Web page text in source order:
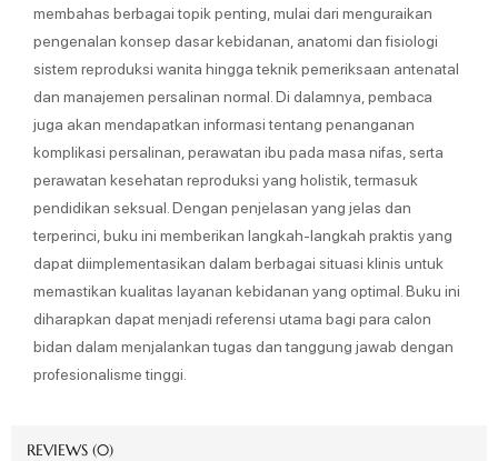
membahas berbagai topik penting, mulai dari menguraikan
pengenalan konsep dasar kebidanan, anatomi dan fisiologi
sistem reproduksi wanita hingga teknik pemeriksaan antenatal
dan manajemen persalinan normal. Di dalamnya, pembaca
juga akan mendapatkan informasi tentang penanganan
komplikasi persalinan, perawatan ibu pada masa nifas, serta
perawatan kesehatan reproduksi yang holistik, termasuk
pendidikan seksual. Dengan penjelasan yang jelas dan
terperinci, buku ini memberikan langkah-langkah praktis yang
dapat diimplementasikan dalam berbagai situasi klinis untuk
memastikan kualitas layanan kebidanan yang optimal. Buku ini
diharapkan dapat menjadi referensi utama bagi para calon
bidan dalam menjalankan tugas dan tanggung jawab dengan
profesionalisme tinggi.
REVIEWS (0)